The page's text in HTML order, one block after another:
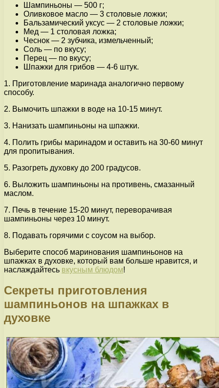
Шампиньоны — 500 г;
Оливковое масло — 3 столовые ложки;
Бальзамический уксус — 2 столовые ложки;
Мед — 1 столовая ложка;
Чеснок — 2 зубчика, измельченный;
Соль — по вкусу;
Перец — по вкусу;
Шпажки для грибов — 4-6 штук.
1. Приготовление маринада аналогично первому
способу.
2. Вымочить шпажки в воде на 10-15 минут.
3. Нанизать шампиньоны на шпажки.
4. Полить грибы маринадом и оставить на 30-60 минут
для пропитывания.
5. Разогреть духовку до 200 градусов.
6. Выложить шампиньоны на противень, смазанный
маслом.
7. Печь в течение 15-20 минут, переворачивая
шампиньоны через 10 минут.
8. Подавать горячими с соусом на выбор.
Выберите способ маринования шампиньонов на
шпажках в духовке, который вам больше нравится, и
наслаждайтесь вкусным блюдом!
Секреты приготовления
шампиньонов на шпажках в
духовке